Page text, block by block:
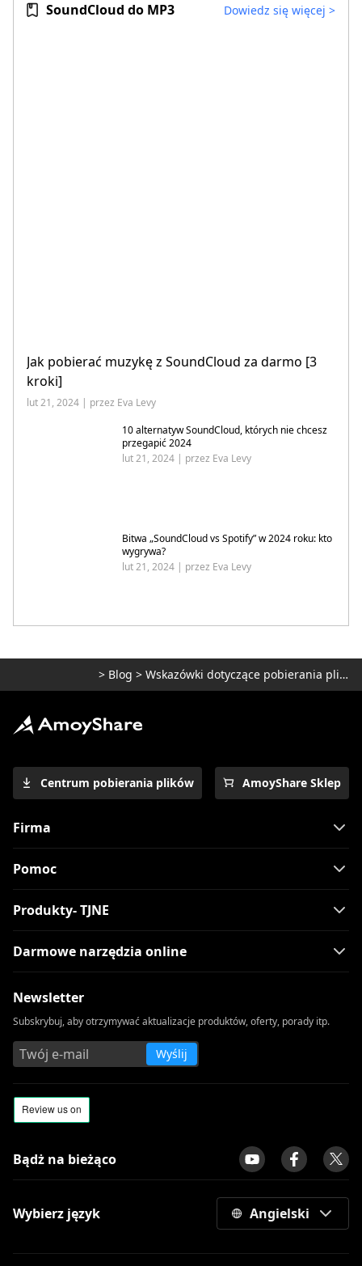
SoundCloud do MP3 Dowiedz się więcej >
Jak pobierać muzykę z SoundCloud za darmo [3
kroki]
lut 21, 2024 | przez Eva Levy
10 alternatyw SoundCloud, których nie chcesz
przegapić 2024
lut 21, 2024 | przez Eva Levy
Bitwa „SoundCloud vs Spotify” w 2024 roku: kto
wygrywa?
lut 21, 2024 | przez Eva Levy
> Blog > Wskazówki dotyczące pobierania plików MP3
Centrum pobierania plików AmoyShare Sklep
Firma
Pomoc
Produkty- TJNE
Darmowe narzędzia online
Newsletter
Subskrybuj, aby otrzymywać aktualizacje produktów, oferty, porady itp.
Wyślij
Bądż na bieżąco
Wybierz język Angielski